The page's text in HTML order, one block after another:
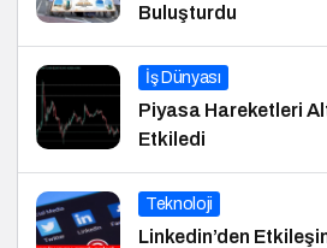
Buluşturdu
İş Dünyası
Piyasa Hareketleri
Etkiledi
Teknoloji
Linkedin’den